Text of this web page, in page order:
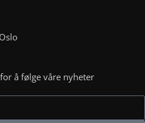
å følge våre nyheter